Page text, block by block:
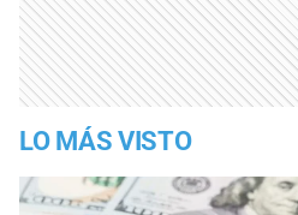
LO MÁS VISTO